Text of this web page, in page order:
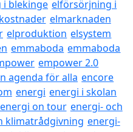
blekinge elförsörjning i
elmarknaden
elproduktion elsystem
emmaboda emmaboda
empower 2.0
agenda för alla encore
energi energi i skolan
energi on tour energi- och
klimatrådgivning energi-